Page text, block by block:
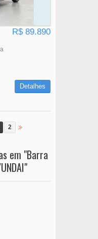
R$ 89.890
Detalhes
2
em "Barra